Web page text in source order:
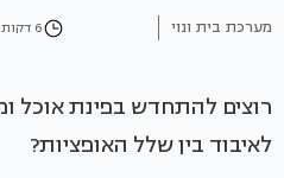
מערכת בית ונוי 6 דקות קריאה
רוצים להתחדש בפינת אוכל
לאיבוד בין שלל האופציות?